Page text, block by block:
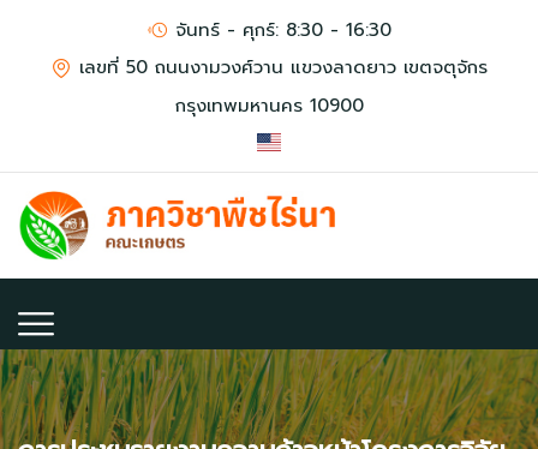
จันทร์ - ศุกร์: 8:30 - 16:30
เลขที่ 50 ถนนงามวงศ์วาน แขวงลาดยาว เขตจตุจักร
กรุงเทพมหานคร 10900